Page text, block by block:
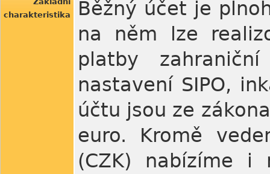
charakteristika
Běžný účet je
na něm lze
platby
nastavení SIPO,
účtu jsou ze
euro. Kromě
(CZK) nabízíme